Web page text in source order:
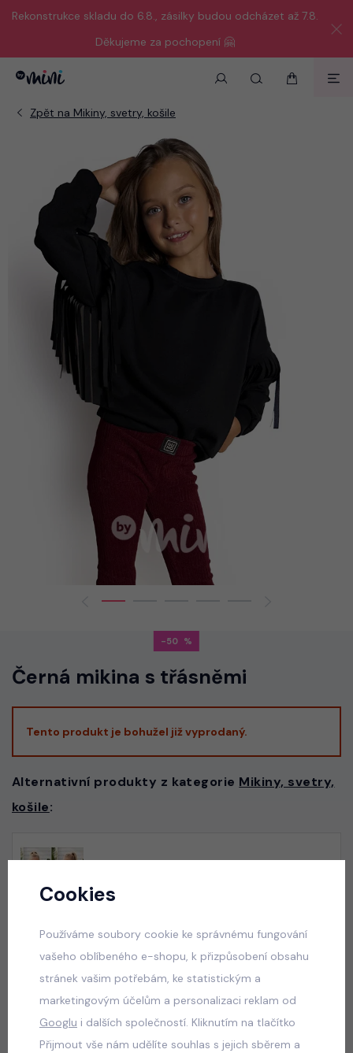
Rekonstrukce skladu do 6.8., zásilky budou odcházet až 7.8.
Děkujeme za pochopení 🤗
-50
Černá mikina s třásněmi
Tento produkt je bohužel již vyprodaný.
Alternativní produkty z kategorie Mikiny, svetry,
košile:
skladem
Squishy dumpling mikina ERA tmavě růžová
skladem
529 Kč
Cookies
Používáme soubory cookie ke správnému fungování
vašeho oblíbeného e-shopu, k přizpůsobení obsahu
stránek vašim potřebám, ke statistickým a
marketingovým účelům a personalizaci reklam od
Googlu i dalších společností. Kliknutím na tlačítko
Přijmout vše nám udělíte souhlas s jejich sběrem a